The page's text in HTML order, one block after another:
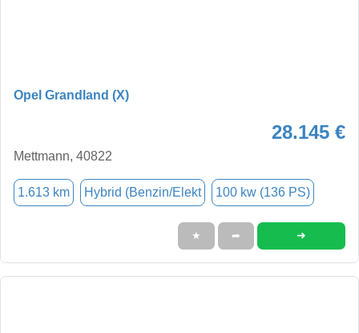
Opel Grandland (X)
28.145 €
Mettmann, 40822
1.613 km Hybrid (Benzin/Elekt 100 kw (136 PS)
★ ➦ ➜